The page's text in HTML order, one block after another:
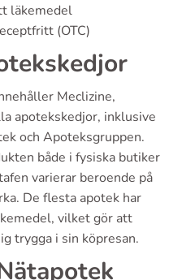
läkemedel
(OTC)
Meclizine,
apotekskedjor, inklusive
och Apoteksgruppen.
både i fysiska butiker
varierar beroende på
De flesta apotek har
vilket gör att
trygga i sin köpresan.